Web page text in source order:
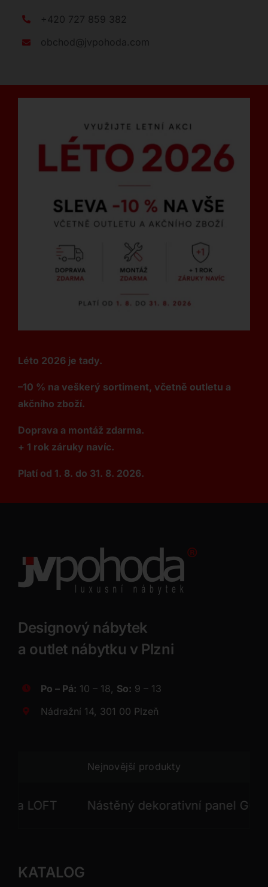
+420 727 859 382
obchod@jvpohoda.com
Léto 2026 je tady.
–10 % na veškerý sortiment, včetně outletu a
akčního zboží.
Doprava a montáž zdarma.
+ 1 rok záruky navíc.
Platí od 1. 8. do 31. 8. 2026.
Designový nábytek
a outlet nábytku v Plzni
Po – Pá: 10 – 18, So: 9 – 13
Nádražní 14, 301 00 Plzeň
Nejnovější produkty
Nástěný dekorativní panel GONG
KATALOG